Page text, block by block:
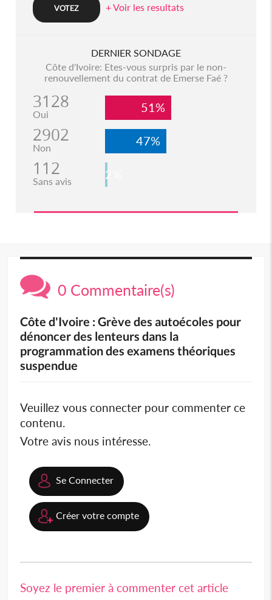
+ Voir les resultats
DERNIER SONDAGE
Côte d'Ivoire: Etes-vous surpris par le non-
renouvellement du contrat de Emerse Faé ?
3128
Oui 51%
2902
Non 47%
112
Sans avis 2%
0 Commentaire(s)
Côte d'Ivoire : Grève des autoécoles pour
dénoncer des lenteurs dans la
programmation des examens théoriques
suspendue
Veuillez vous connecter pour commenter ce
contenu.
Votre avis nous intéresse.
Se Connecter
Créer votre compte
Soyez le premier à commenter cet article